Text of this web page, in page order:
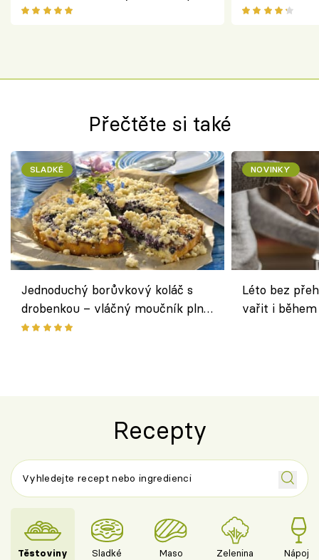
ovoce
salátem –
Přečtěte si také
SLADKÉ
Jednoduchý borůvkový koláč s
drobenkou – vláčný moučník plný
ovoce
NOVINKY
Léto bez
vařit i
Recepty
Těstoviny Sladké Maso Zelenina Nápoje